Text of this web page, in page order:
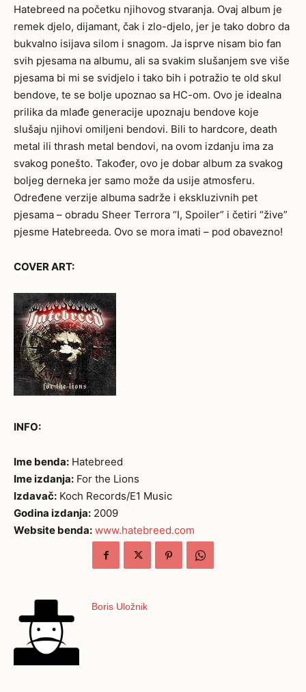
Hatebreed na početku njihovog stvaranja. Ovaj album je
remek djelo, dijamant, čak i zlo-djelo, jer je tako dobro da
bukvalno isijava silom i snagom. Ja isprve nisam bio fan
svih pjesama na albumu, ali sa svakim slušanjem sve više
pjesama bi mi se svidjelo i tako bih i potražio te old skul
bendove, te se bolje upoznao sa HC-om. Ovo je idealna
prilika da mlađe generacije upoznaju bendove koje
slušaju njihovi omiljeni bendovi. Bili to hardcore, death
metal ili thrash metal bendovi, na ovom izdanju ima za
svakog ponešto. Također, ovo je dobar album za svakog
boljeg derneka jer samo može da usije atmosferu.
Određene verzije albuma sadrže i ekskluzivnih pet
pjesama – obradu Sheer Terrora “I, Spoiler” i četiri “žive”
pjesme Hatebreeda. Ovo se mora imati – pod obavezno!
COVER ART:
INFO:
Ime benda: Hatebreed
Ime izdanja: For the Lions
Izdavač: Koch Records/E1 Music
Godina izdanja: 2009
Website benda: www.hatebreed.com
Boris Uložnik